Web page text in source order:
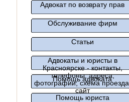
Адвокат по возврату прав
Обслуживание фирм
Статьи
Адвокаты и юристы в
Красноярске - контакты,
телефоны, адреса,
фотографии, схема проезда,
сайт
Помощь адвоката
Помощь юриста